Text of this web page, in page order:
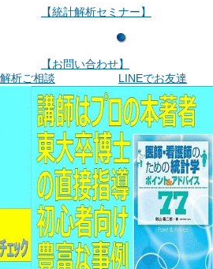
【統計解析セミナー】
【お問い合わせ】
解析ご相談 LINEでお友達